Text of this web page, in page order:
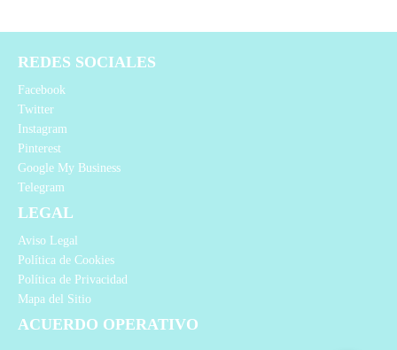
REDES SOCIALES
Facebook
Twitter
Instagram
Pinterest
Google My Business
Telegram
LEGAL
Aviso Legal
Política de Cookies
Política de Privacidad
Mapa del Sitio
ACUERDO OPERATIVO